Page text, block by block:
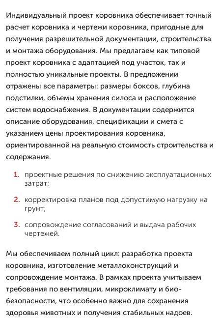
Индивидуальный проект коровника обеспечивает точный
расчет коровника и чертежи коровника, пригодные для
получения разрешительной документации, строительства
и монтажа оборудования. Мы предлагаем как типовой
проект коровника с адаптацией под участок, так и
полностью уникальные проекты. В предложении
отражены все параметры: размеры боксов, глубина
подстилки, объемы хранения силоса и расположение
систем водоснабжения. В документации содержится
описание оборудования, спецификации и смета с
указанием цены проектирования коровника,
ориентированной на реальную стоимость строительства и
содержания.
проектные решения по снижению эксплуатационных
затрат;
корректировка планов под допустимую нагрузку на
грунт;
сопровождение согласований и выдача рабочих
чертежей.
Мы обеспечиваем полный цикл: разработка проекта
коровника, изготовление металлоконструкций и
сопровождение монтажа. В рамках проекта учитываем
требования по вентиляции, микроклимату и био-
безопасности, что особенно важно для сохранения
здоровья животных и получения стабильных надоев.